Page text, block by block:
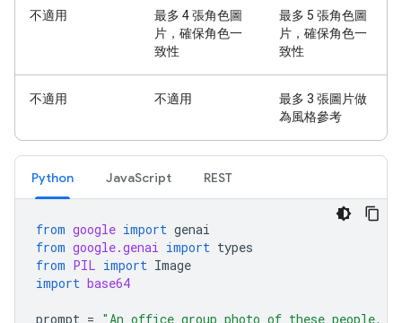
不適用
最多 4 張角色圖
片，確保角色一
致性
最多 5 張角色圖
片，確保角色一
致性
不適用 不適用
最多 3 張圖片做
為風格參考
Python JavaScript REST
from google import genai
from google.genai import types
from PIL import Image
import base64
prompt = "An office group photo of these people,